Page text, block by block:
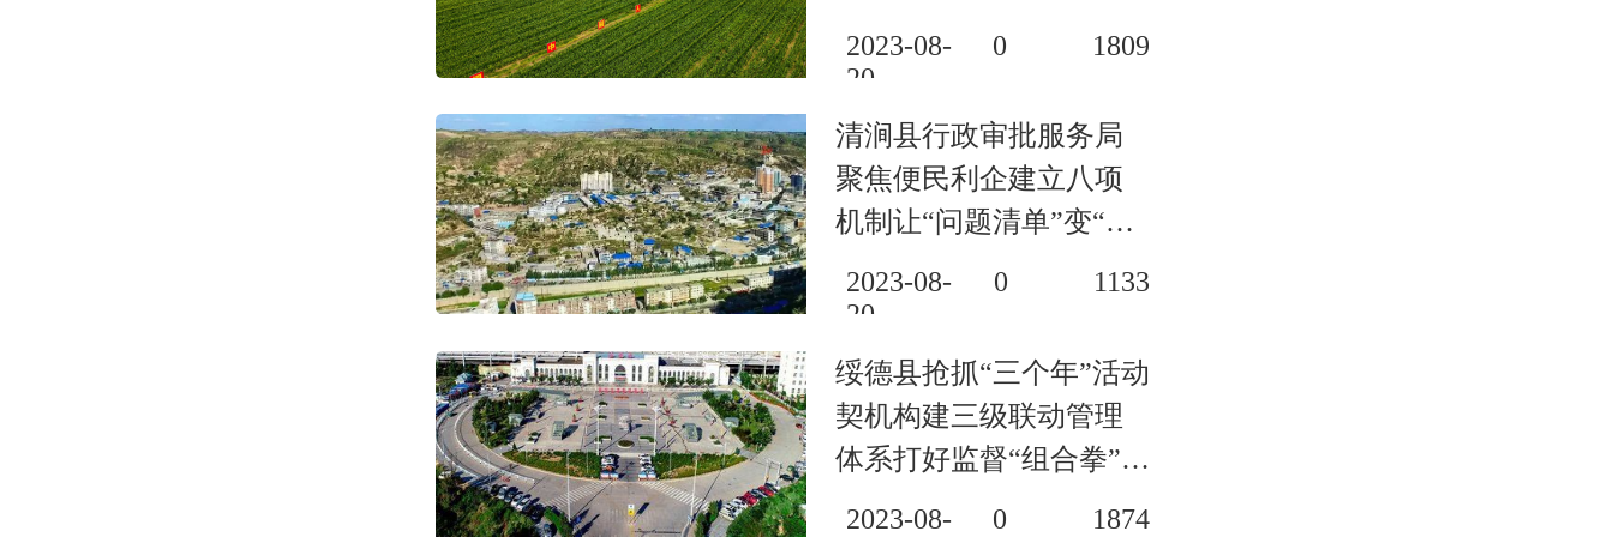
2023-08-
20
0 1809
清涧县行政审批服务局
聚焦便民利企建立八项
机制让“问题清单”变“满
意清单”
2023-08-
20
0 1133
绥德县抢抓“三个年”活动
契机构建三级联动管理
体系打好监督“组合拳”
增添执纪“新动能”
2023-08-
0 1874